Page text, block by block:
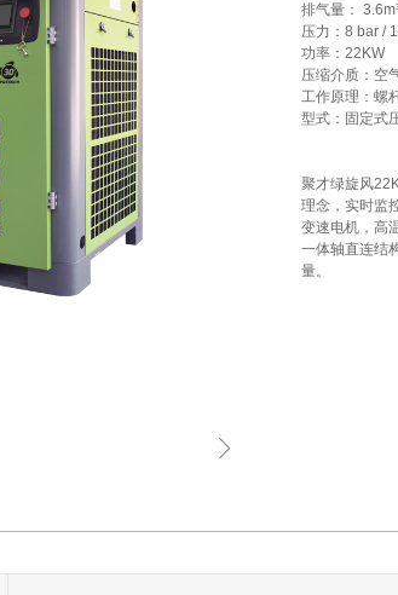
排气量：
压力：8 bar /
功率：22KW
压缩介质：空
工作原理：螺
型式：固定式
聚才绿旋风
理念，实时监
变速电机，高
一体轴直连结
量。